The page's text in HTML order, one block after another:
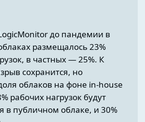
до пандемии в
размещалось 23%
в частных — 25%. К
сохранится, но
облаков на фоне in-house
рабочих нагрузок будут
в публичном облаке, и 30%